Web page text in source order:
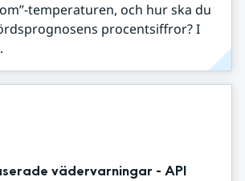
temperaturen, och hur ska du
procentsiffror? I
vädervarningar - API